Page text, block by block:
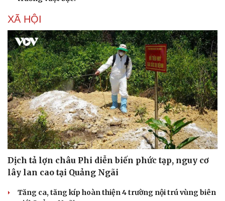
Văn hóa
Sân khấu - Điện ảnh
Văn học
Âm nhạc
Di sản
Nghệ sĩ
Thời trang
Sao Việt
XÃ HỘI
Dịch tả lợn châu Phi diễn biến phức tạp, nguy cơ
lây lan cao tại Quảng Ngãi
Tăng ca, tăng kíp hoàn thiện 4 trường nội trú vùng biên